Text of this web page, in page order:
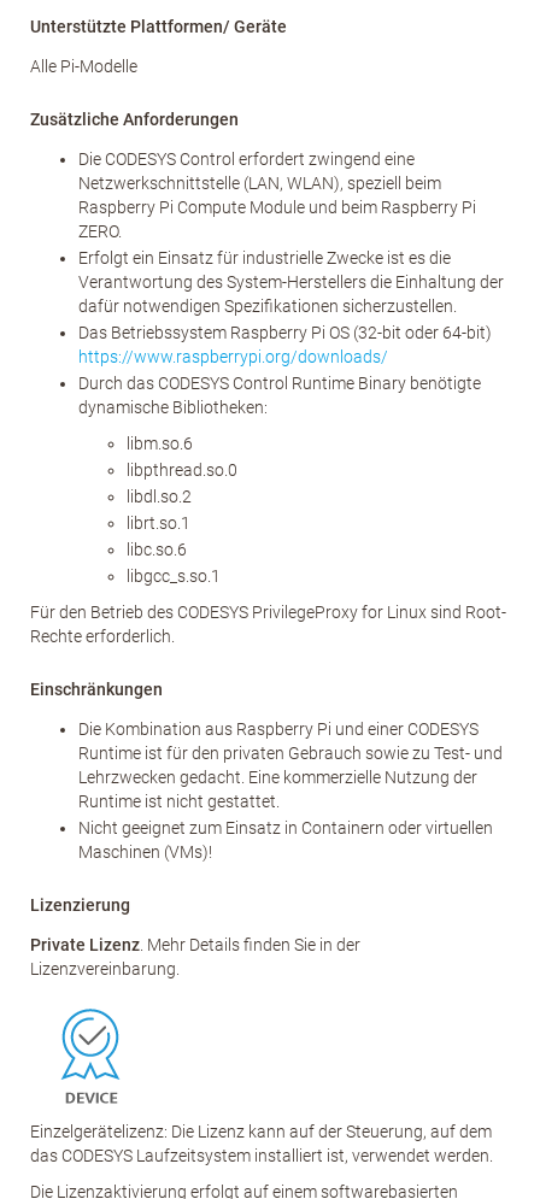
Unterstützte Plattformen/ Geräte
Alle Pi-Modelle
Zusätzliche Anforderungen
Die CODESYS Control erfordert zwingend eine
Netzwerkschnittstelle (LAN, WLAN), speziell beim
Raspberry Pi Compute Module und beim Raspberry Pi
ZERO.
Erfolgt ein Einsatz für industrielle Zwecke ist es die
Verantwortung des System-Herstellers die Einhaltung der
dafür notwendigen Spezifikationen sicherzustellen.
Das Betriebssystem Raspberry Pi OS (32-bit oder 64-bit)
https://www.raspberrypi.org/downloads/
Durch das CODESYS Control Runtime Binary benötigte
dynamische Bibliotheken:
libm.so.6
libpthread.so.0
libdl.so.2
librt.so.1
libc.so.6
libgcc_s.so.1
Für den Betrieb des CODESYS PrivilegeProxy for Linux sind Root-
Rechte erforderlich.
Einschränkungen
Die Kombination aus Raspberry Pi und einer CODESYS
Runtime ist für den privaten Gebrauch sowie zu Test- und
Lehrzwecken gedacht. Eine kommerzielle Nutzung der
Runtime ist nicht gestattet.
Nicht geeignet zum Einsatz in Containern oder virtuellen
Maschinen (VMs)!
Lizenzierung
Private Lizenz . Mehr Details finden Sie in der
Lizenzvereinbarung.
Einzelgerätelizenz: Die Lizenz kann auf der Steuerung, auf dem
das CODESYS Laufzeitsystem installiert ist, verwendet werden.
Die Lizenzaktivierung erfolgt auf einem softwarebasierten